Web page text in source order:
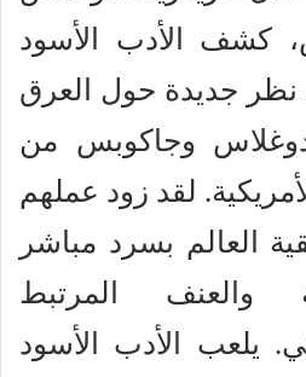
كشف الأدب الأسود
نظر جديدة حول العرق
دوغلاس وجاكوبس من
لقد زود عملهم
العالم بسرد مباشر
والعنف المرتبط
يلعب الأدب الأسود